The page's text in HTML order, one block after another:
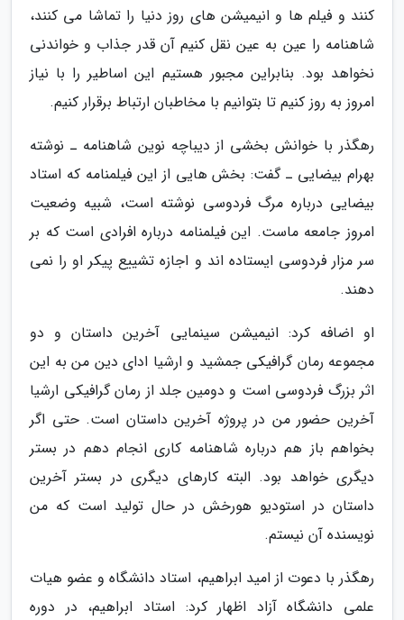
کنند و فیلم ها و انیمیشن های روز دنیا را تماشا می کنند،
شاهنامه را عین به عین نقل کنیم آن قدر جذاب و خواندنی
نخواهد بود. بنابراین مجبور هستیم این اساطیر را با نیاز
امروز به روز کنیم تا بتوانیم با مخاطبان ارتباط برقرار کنیم.
رهگذر با خوانش بخشی از دیباچه نوین شاهنامه ـ نوشته
بهرام بیضایی ـ گفت: بخش هایی از این فیلمنامه که استاد
بیضایی درباره مرگ فردوسی نوشته است، شبیه وضعیت
امروز جامعه ماست. این فیلمنامه درباره افرادی است که بر
سر مزار فردوسی ایستاده اند و اجازه تشییع پیکر او را نمی
دهند.
او اضافه کرد: انیمیشن سینمایی آخرین داستان و دو
مجموعه رمان گرافیکی جمشید و ارشیا ادای دین من به این
اثر بزرگ فردوسی است و دومین جلد از رمان گرافیکی ارشیا
آخرین حضور من در پروژه آخرین داستان است. حتی اگر
بخواهم باز هم درباره شاهنامه کاری انجام دهم در بستر
دیگری خواهد بود. البته کارهای دیگری در بستر آخرین
داستان در استودیو هورخش در حال تولید است که من
نویسنده آن نیستم.
رهگذر با دعوت از امید ابراهیم، استاد دانشگاه و عضو هیات
علمی دانشگاه آزاد اظهار کرد: استاد ابراهیم، در دوره